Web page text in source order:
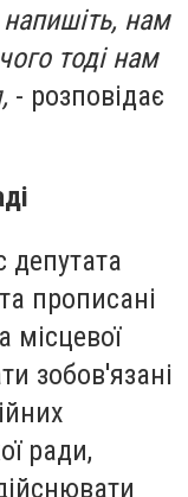
напишіть, нам
тоді нам
- розповідає
депутата
прописані
місцевої
зобов'язані
ради,